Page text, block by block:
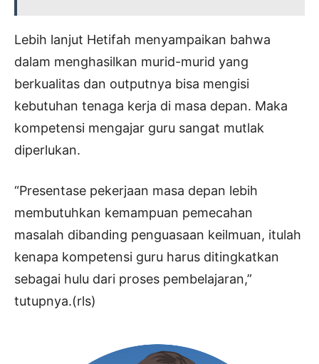
Lebih lanjut Hetifah menyampaikan bahwa
dalam menghasilkan murid-murid yang
berkualitas dan outputnya bisa mengisi
kebutuhan tenaga kerja di masa depan. Maka
kompetensi mengajar guru sangat mutlak
diperlukan.
“Presentase pekerjaan masa depan lebih
membutuhkan kemampuan pemecahan
masalah dibanding penguasaan keilmuan, itulah
kenapa kompetensi guru harus ditingkatkan
sebagai hulu dari proses pembelajaran,”
tutupnya.(rls)